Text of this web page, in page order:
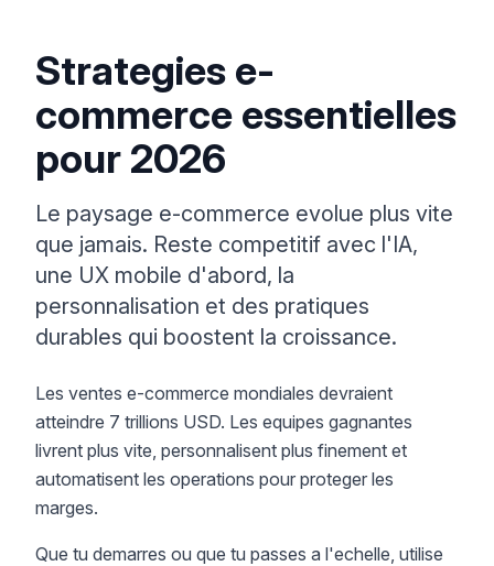
Strategies e-
commerce essentielles
pour 2026
Le paysage e-commerce evolue plus vite
que jamais. Reste competitif avec l'IA,
une UX mobile d'abord, la
personnalisation et des pratiques
durables qui boostent la croissance.
Les ventes e-commerce mondiales devraient
atteindre 7 trillions USD. Les equipes gagnantes
livrent plus vite, personnalisent plus finement et
automatisent les operations pour proteger les
marges.
Que tu demarres ou que tu passes a l'echelle, utilise